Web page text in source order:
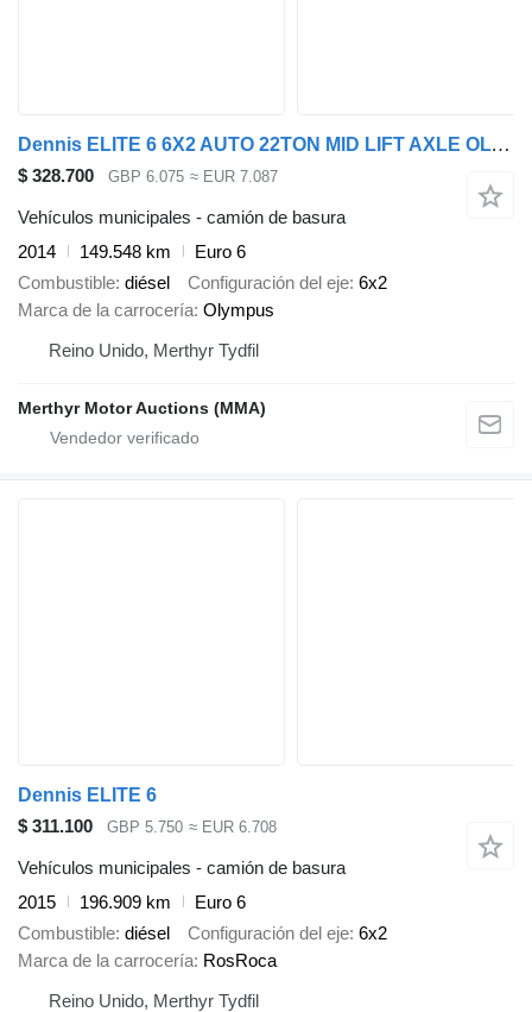
Dennis ELITE 6 6X2 AUTO 22TON MID LIFT AXLE OLYMPUS REFUSE
$ 328.700 GBP 6.075 ≈ EUR 7.087
Vehículos municipales - camión de basura
2014
149.548 km
Euro 6
Combustible diésel Configuración del eje 6x2
Marca de la carrocería Olympus
Reino Unido, Merthyr Tydfil
Merthyr Motor Auctions (MMA)
Dennis ELITE 6
$ 311.100
GBP 5.750 ≈ EUR 6.708
Vehículos municipales - camión de basura
2015
196.909 km
Euro 6
Combustible diésel Configuración del eje 6x2
Marca de la carrocería RosRoca
Reino Unido, Merthyr Tydfil